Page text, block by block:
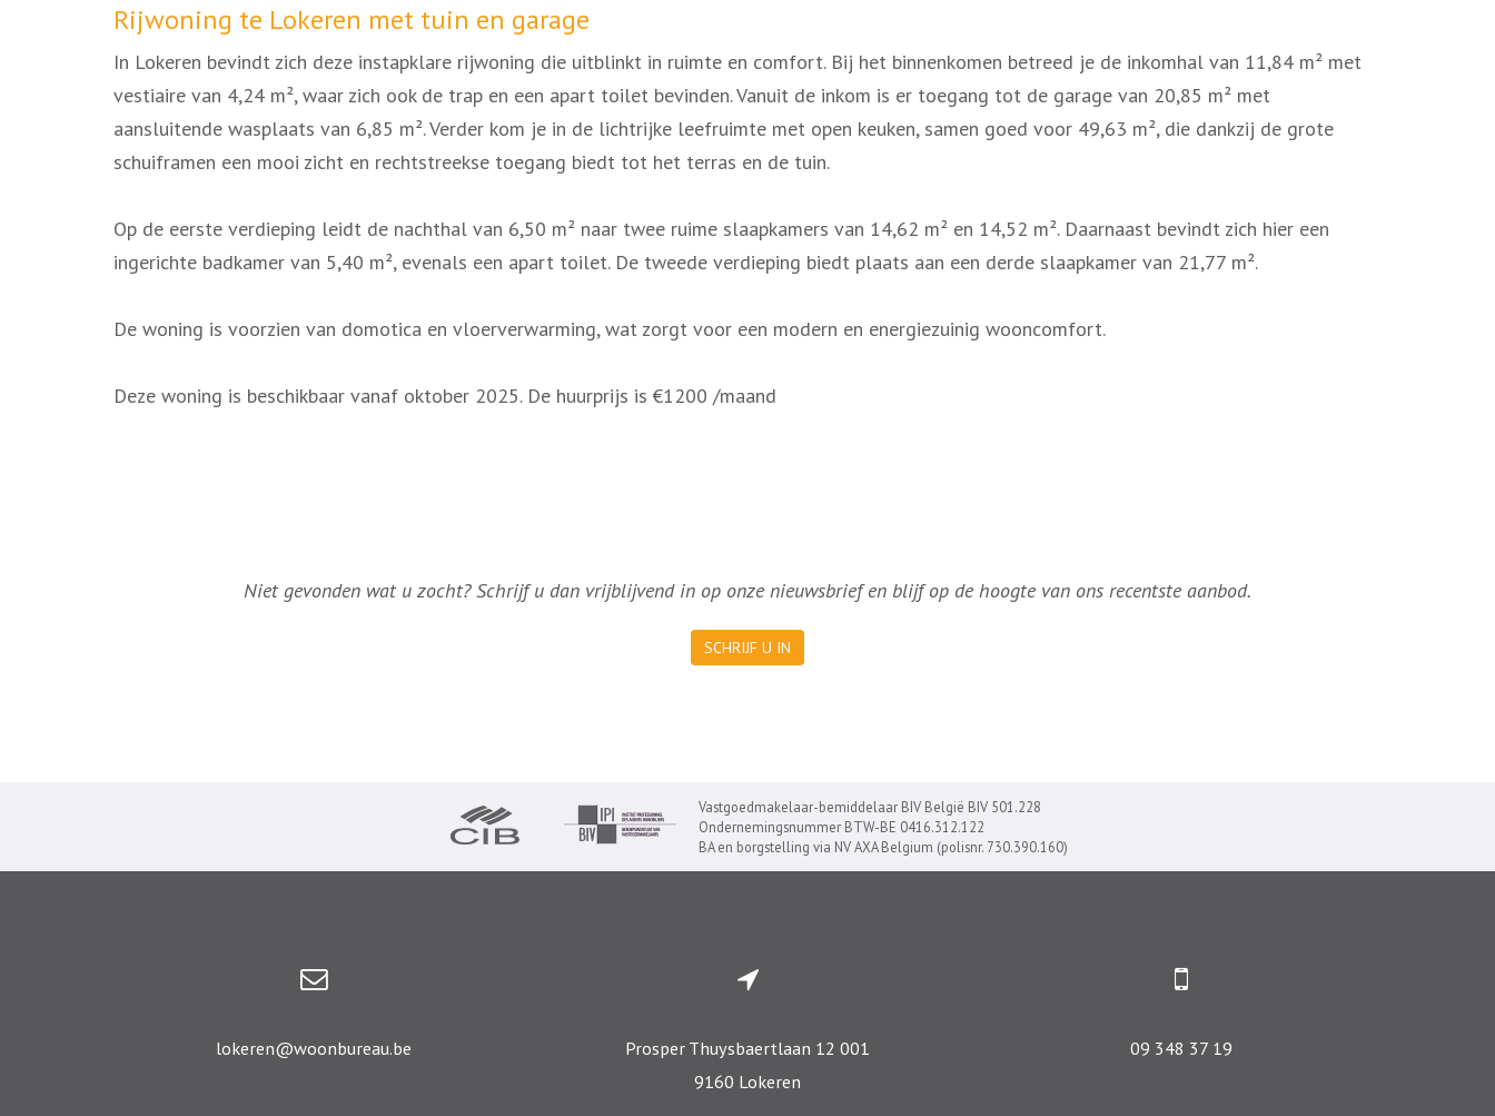
Omschrijving
Rijwoning te Lokeren met tuin en garage
In Lokeren bevindt zich deze instapklare rijwoning die uitblinkt in ruimte en comfort. Bij het binnenkomen betreed je de inkomhal van 11,84 m² met
vestiaire van 4,24 m², waar zich ook de trap en een apart toilet bevinden. Vanuit de inkom is er toegang tot de garage van 20,85 m² met
aansluitende wasplaats van 6,85 m². Verder kom je in de lichtrijke leefruimte met open keuken, samen goed voor 49,63 m², die dankzij de grote
schuiframen een mooi zicht en rechtstreekse toegang biedt tot het terras en de tuin.
Op de eerste verdieping leidt de nachthal van 6,50 m² naar twee ruime slaapkamers van 14,62 m² en 14,52 m². Daarnaast bevindt zich hier een
ingerichte badkamer van 5,40 m², evenals een apart toilet. De tweede verdieping biedt plaats aan een derde slaapkamer van 21,77 m².
De woning is voorzien van domotica en vloerverwarming, wat zorgt voor een modern en energiezuinig wooncomfort.
Deze woning is beschikbaar vanaf oktober 2025. De huurprijs is €1200 /maand
Niet gevonden wat u zocht? Schrijf u dan vrijblijvend in op onze nieuwsbrief en blijf op de hoogte van ons recentste aanbod.
SCHRIJF U IN
Vastgoedmakelaar-bemiddelaar BIV België BIV 501.228
Ondernemingsnummer BTW-BE 0416.312.122
BA en borgstelling via NV AXA Belgium (polisnr. 730.390.160)
lokeren@woonbureau.be
Prosper Thuysbaertlaan 12 001
9160 Lokeren
09 348 37 19